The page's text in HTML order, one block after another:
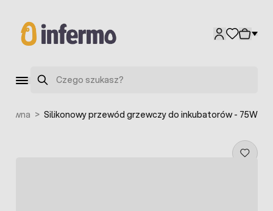
Szukaj
> Silikonowy przewód grzewczy do inkubatorów - 75W